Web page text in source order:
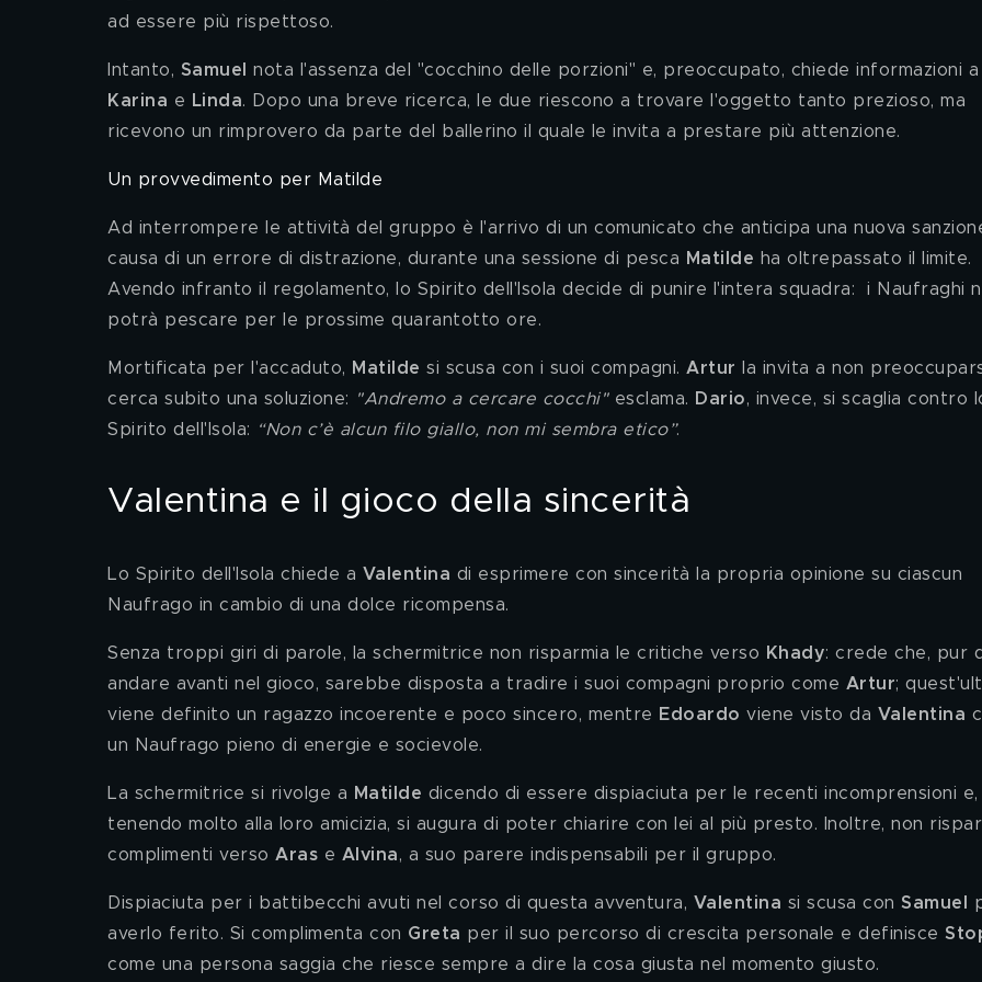
ad essere più rispettoso.
Intanto, Samuel nota l'assenza del "cocchino delle porzioni" e, preoccupato, chiede informazioni a
Karina e Linda. Dopo una breve ricerca, le due riescono a trovare l'oggetto tanto prezioso, ma
ricevono un rimprovero da parte del ballerino il quale le invita a prestare più attenzione.
Un provvedimento per Matilde
Ad interrompere le attività del gruppo è l'arrivo di un comunicato che anticipa una nuova
causa di un errore di distrazione, durante una sessione di pesca
Matilde ha oltrepassato il limite.
Avendo infranto il regolamento, lo Spirito dell'Isola decide di punire l'intera squadra:  i Naufraghi
potrà pescare per le prossime quarantotto ore.
Mortificata per l'accaduto, Matilde si scusa con i suoi compagni. Artur
la invita a non
cerca subito una soluzione:
"Andremo a cercare cocchi" esclama. Dario, invece, si scaglia contro
Spirito dell'Isola:
“Non c’è alcun filo giallo, non mi sembra etico”.
Valentina e il gioco della sincerità
Lo Spirito dell'Isola chiede a Valentina di esprimere con sincerità la propria opinione su ciascun
Naufrago in cambio di una dolce ricompensa.
Senza troppi giri di parole, la schermitrice non risparmia le critiche verso Khady: crede che, pur
andare avanti nel gioco, sarebbe disposta a tradire i suoi compagni proprio come Artur;
viene definito un ragazzo incoerente e poco sincero, mentre
Edoardo viene visto da Valentina
un Naufrago pieno di energie e socievole.
La schermitrice si rivolge a Matilde dicendo di essere dispiaciuta per le recenti incomprensioni e,
tenendo molto alla loro amicizia, si augura di poter chiarire con lei al più presto. Inoltre, non
complimenti verso Aras e Alvina, a suo parere indispensabili per il gruppo.
Dispiaciuta per i battibecchi avuti nel corso di questa avventura, Valentina si scusa con Samuel
averlo ferito. Si complimenta con Greta per il suo percorso di crescita personale e definisce
come una persona saggia che riesce sempre a dire la cosa giusta nel momento giusto.